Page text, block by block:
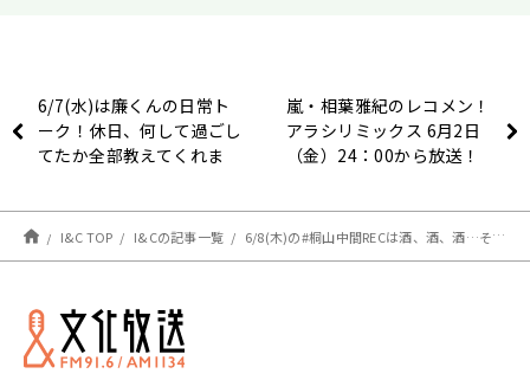
6/7(水)は廉くんの日常ト
ーク！休日、何して過ごし
てたか全部教えてくれま
嵐・相葉雅紀のレコメン！
アラシリミックス 6月2日
（金）24：00から放送！
I&C TOP I&Cの記事一覧 6/8(木)の#桐山中間RECは酒、酒、酒…そんな回です(まあ毎週ですけど)